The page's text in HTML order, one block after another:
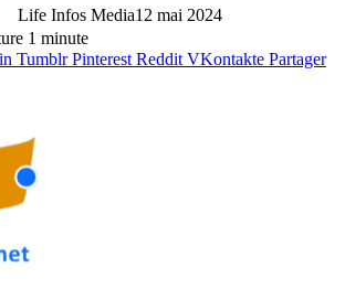
Life Infos Media12 mai 2024
1 minute
Tumblr Pinterest Reddit VKontakte Partager